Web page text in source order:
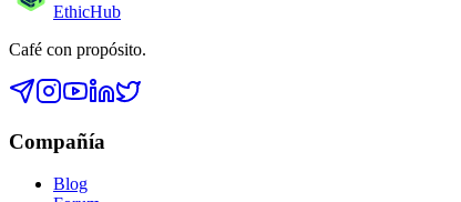
EthicHub
Café con propósito.
Compañía
Blog